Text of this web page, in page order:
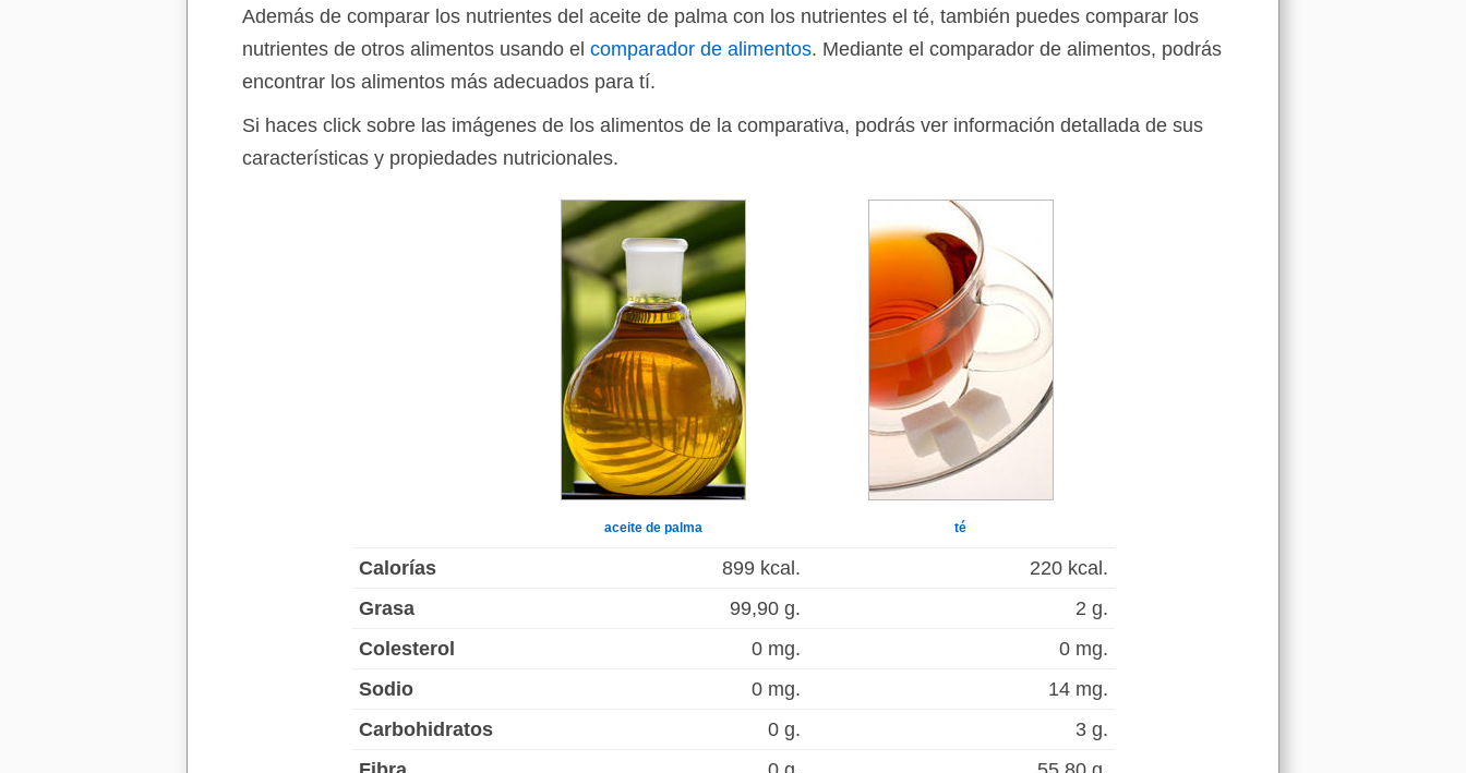
Además de comparar los nutrientes del aceite de palma con los nutrientes el té, también puedes comparar los
nutrientes de otros alimentos usando el comparador de alimentos. Mediante el comparador de alimentos, podrás
encontrar los alimentos más adecuados para tí.
Si haces click sobre las imágenes de los alimentos de la comparativa, podrás ver información detallada de sus
características y propiedades nutricionales.
aceite de palma té
Calorías 899 kcal.
220 kcal.
Grasa
99,90 g.
2 g.
Colesterol
0 mg.
0 mg.
Sodio
0 mg.
14 mg.
Carbohidratos
0 g.
3 g.